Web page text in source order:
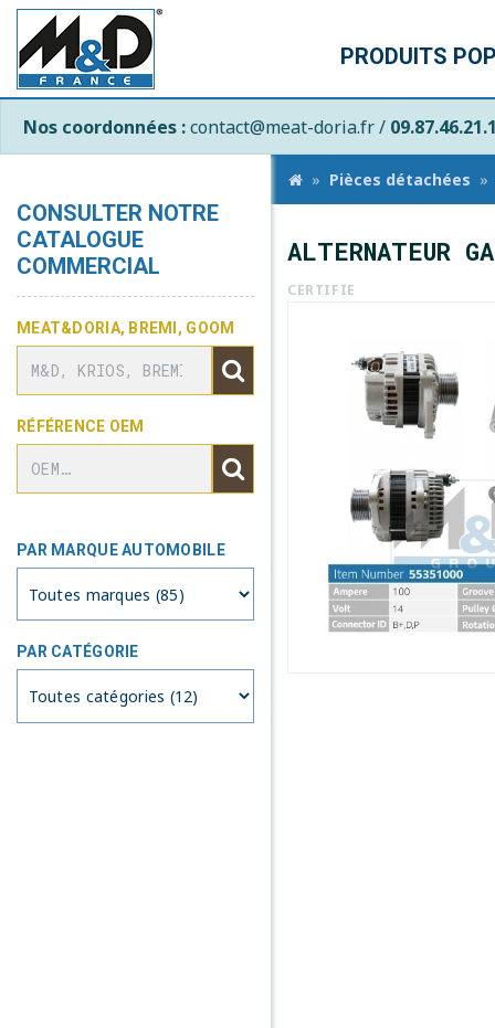
PRODUITS
Nos coordonnées :contact@meat-doria.fr /
CONSULTER NOTRE
CATALOGUE
COMMERCIAL
MEAT&DORIA, BREMI, GOOM
RÉFÉRENCE OEM
PAR MARQUE AUTOMOBILE
PAR CATÉGORIE
Pièces détachées
ALTERNATEUR
CERTIFIE